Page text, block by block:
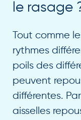
le rasage
Tout comme
rythmes
poils des
peuvent
différentes.
aisselles